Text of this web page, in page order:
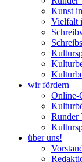
Kunst
Vielfalt
wir fördern
Online-
Runder
über uns!